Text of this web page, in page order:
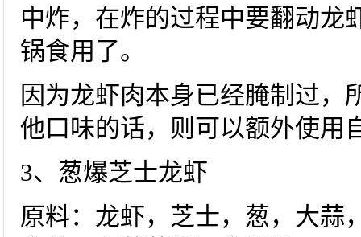
中炸，在炸的过程中要翻动龙
锅食用了。
因为龙虾肉本身已经腌制过，
他口味的话，则可以额外使用
3、葱爆芝士龙虾
原料：龙虾，芝士，葱，大蒜